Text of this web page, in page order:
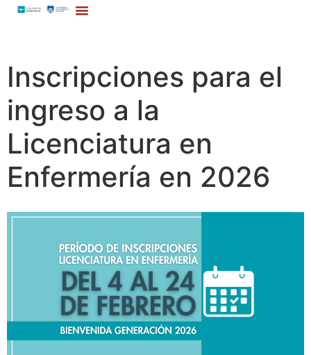
Inscripciones para el
ingreso a la
Licenciatura en
Enfermería en 2026